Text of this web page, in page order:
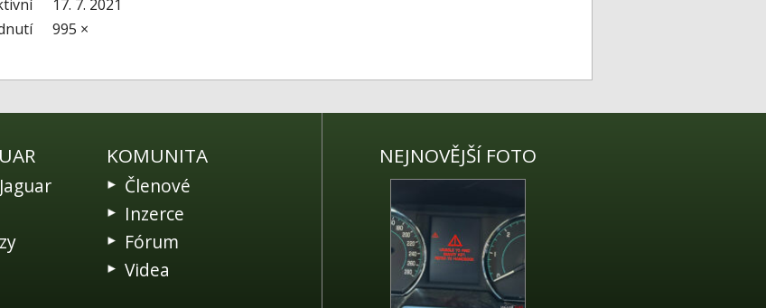
17. 7. 2021
995 ×
KOMUNITA
Členové
Inzerce
Fórum
Videa
NEJNOVĚJŠÍ FOTO